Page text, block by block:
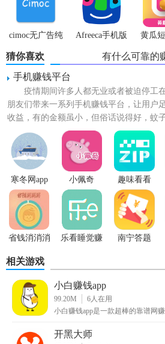
【小白赚钱亮点】
1、遍布全国的 接单 用户几十万小白
3、严格人工审核所有悬赏经过人工
4、智能 流量分发用户行为导向的平
cimoc无广告纯
净版
Afreeca手机版
黄瓜
猜你喜欢
有什么可靠的
手机赚钱平台
疫情期间许多人都无业或者被迫停工
朋友们带来一系列手机赚钱平台，让用户
收益，有的金额虽小，但俗话说得好，蚊
力蚊子肉也能管饱哦！各种...
寒冬网app 小佩奇 趣味看看
省钱消消消
乐看睡觉赚
南宁答题
相关游戏
小白赚钱app
99.20M 6 人在用
小白赚钱app是一款超棒的靠谱网赚
开黑大师